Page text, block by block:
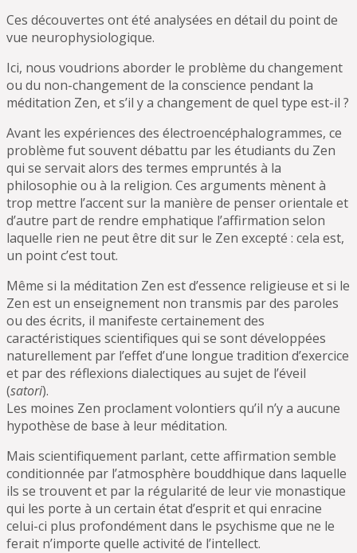
Ces découvertes ont été analysées en détail du point de
vue neurophysiologique.
Ici, nous voudrions aborder le problème du changement
ou du non-changement de la conscience pendant la
méditation Zen, et s’il y a changement de quel type est-il ?
Avant les expériences des électroencéphalogrammes, ce
problème fut souvent débattu par les étudiants du Zen
qui se servait alors des termes empruntés à la
philosophie ou à la religion. Ces arguments mènent à
trop mettre l’accent sur la manière de penser orientale et
d’autre part de rendre emphatique l’affirmation selon
laquelle rien ne peut être dit sur le Zen excepté : cela est,
un point c’est tout.
Même si la méditation Zen est d’essence religieuse et si le
Zen est un enseignement non transmis par des paroles
ou des écrits, il manifeste certainement des
caractéristiques scientifiques qui se sont développées
naturellement par l’effet d’une longue tradition d’exercice
et par des réflexions dialectiques au sujet de l’éveil
(satori).
Les moines Zen proclament volontiers qu’il n’y a aucune
hypothèse de base à leur méditation.
Mais scientifiquement parlant, cette affirmation semble
conditionnée par l’atmosphère bouddhique dans laquelle
ils se trouvent et par la régularité de leur vie monastique
qui les porte à un certain état d’esprit et qui enracine
celui-ci plus profondément dans le psychisme que ne le
ferait n’importe quelle activité de l’intellect.